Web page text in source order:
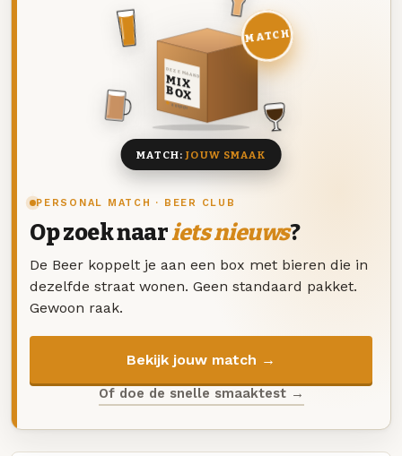
PERSONAL MATCH · BEER CLUB
Op zoek naariets nieuws?
De Beer koppelt je aan een box met bieren die in
dezelfde straat wonen. Geen standaard pakket.
Gewoon raak.
Bekijk jouw match →
Of doe de snelle smaaktest →
DEZE MAAND
MIX
BOX
8 BIEREN
MATCH
MATCH:JOUW SMAAK